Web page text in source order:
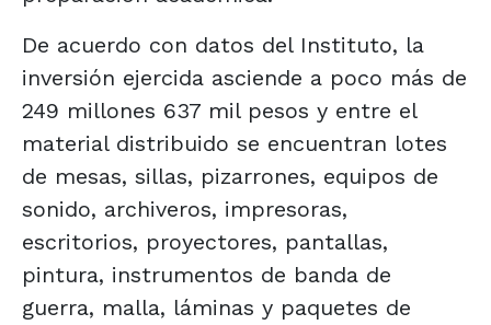
De acuerdo con datos del Instituto, la
inversión ejercida asciende a poco más de
249 millones 637 mil pesos y entre el
material distribuido se encuentran lotes
de mesas, sillas, pizarrones, equipos de
sonido, archiveros, impresoras,
escritorios, proyectores, pantallas,
pintura, instrumentos de banda de
guerra, malla, láminas y paquetes de